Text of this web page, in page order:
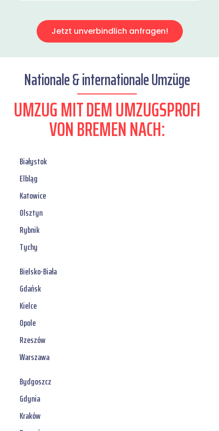
Jetzt unverbindlich anfragen!
Nationale & internationale Umzüge
UMZUG MIT DEM UMZUGSPROFI
VON BREMEN NACH:
Białystok
Elbląg
Katowice
Olsztyn
Rybnik
Tychy
Bielsko-Biała
Gdańsk
Kielce
Opole
Rzeszów
Warszawa
Bydgoszcz
Gdynia
Kraków